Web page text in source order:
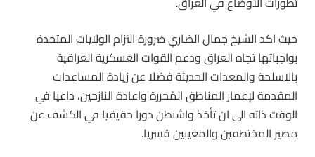
حيث اكد الشيخ جمال الضاري ضرورة التزام الولايات المتحدة
بواجباتها تجاه العراق ودعم القوات العسكرية العراقية
بالاسلحة والمعدات الحديثة فضلا عن زيادة المساعدات
المقدمة لإعمار المناطق المُحررة واعادة النازحين، داعيا في
الوقت ذاته الى ان تأخذ واشنطن دورا حقيقيا في الكشف عن
مصير المختطفين والمغيبين قسريا.